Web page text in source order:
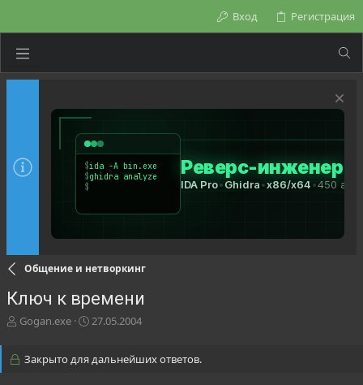
Вход Регистрация
Общение и нетворкинг
Ключ к времени
А
о
Gogan.exe
Д
а
27.05.2004
Закрыто для дальнейших ответов.